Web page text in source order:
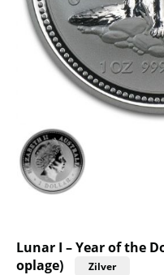
Lunar I – Year of the
oplage)
Zilver